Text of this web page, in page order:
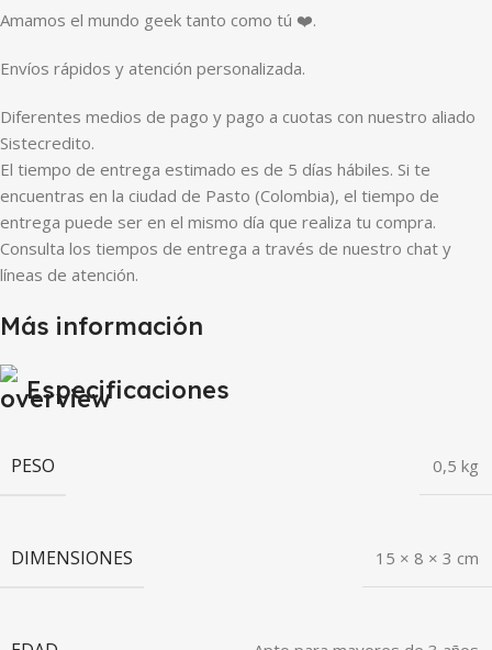
Amamos el mundo geek tanto como tú ❤️.
Envíos rápidos y atención personalizada.
Diferentes medios de pago y pago a cuotas con nuestro aliado
Sistecredito.
El tiempo de entrega estimado es de 5 días hábiles. Si te
encuentras en la ciudad de Pasto (Colombia), el tiempo de
entrega puede ser en el mismo día que realiza tu compra.
Consulta los tiempos de entrega a través de nuestro chat y
líneas de atención.
Más información
Especificaciones
PESO 0,5 kg
DIMENSIONES 15 × 8 × 3 cm